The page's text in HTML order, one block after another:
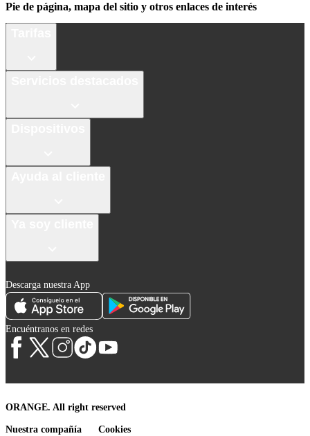
Pie de página, mapa del sitio y otros enlaces de interés
Descarga nuestra App
Encuéntranos en redes
ORANGE. All right reserved
Nuestra compañía Cookies